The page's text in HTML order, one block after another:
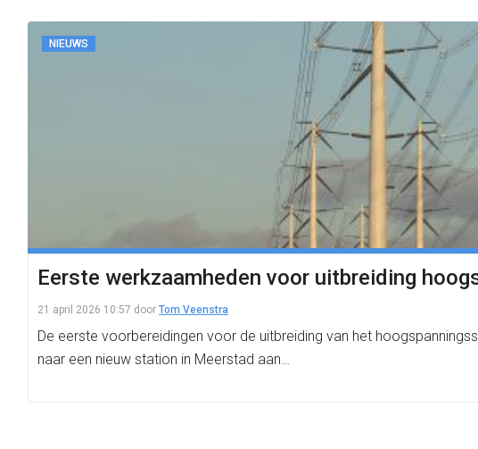
NIEUWS
Eerste werkzaamheden voor uitbreiding
21 april 2026 10:57 door Tom Veenstra
De eerste voorbereidingen voor de uitbreiding van het
naar een nieuw station in Meerstad aan…